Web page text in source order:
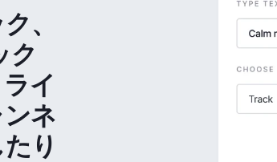
、
ク
イ
ネ
り